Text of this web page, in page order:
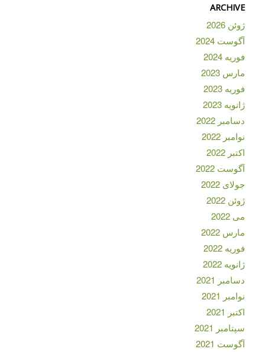
ARCHIVE
ژوئن 2026
آگوست 2024
فوریه 2024
مارس 2023
فوریه 2023
ژانویه 2023
دسامبر 2022
نوامبر 2022
اکتبر 2022
آگوست 2022
جولای 2022
ژوئن 2022
می 2022
مارس 2022
فوریه 2022
ژانویه 2022
دسامبر 2021
نوامبر 2021
اکتبر 2021
سپتامبر 2021
آگوست 2021